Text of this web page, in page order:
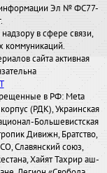
информации Эл № ФС77-
в сфере связи,
коммуникаций.
сайта активная
в РФ: Meta
(РДК), Украинская
Большевистская
Дивижн, Братство,
Славянский союз,
Хайят Тахрир аш-